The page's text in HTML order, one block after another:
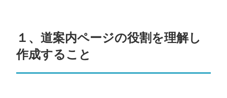
１、道案内ページの役割を理解し
作成すること